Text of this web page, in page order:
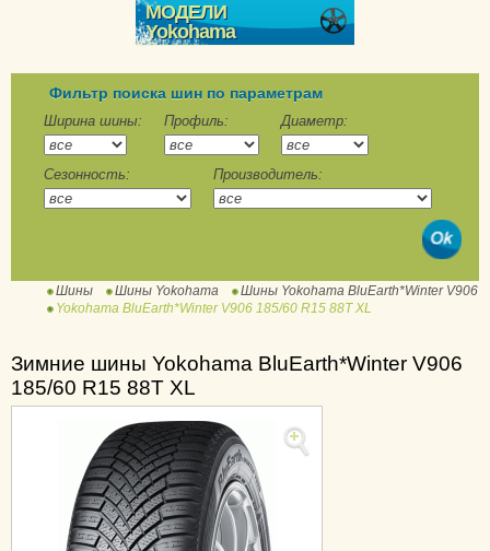
МОДЕЛИ
Yokohama
BluEarth*Winter V906
Geolandar I/T-S G073
ice GUARD BLACK
IG20
Ice GUARD iG53
Ice Guard Stud IG55
W.Drive V902 A
W.Drive V905
W.Drive WY01
ADVAN S.T. V802
Фильтр поиска шин по параметрам
Ширина шины: Профиль: Диаметр:
Сезонность: Производитель:
Шины Шины Yokohama
Шины Yokohama BluEarth*Winter V906
Yokohama BluEarth*Winter V906 185/60 R15 88T XL
Зимние шины Yokohama BluEarth*Winter V906
185/60 R15 88T XL